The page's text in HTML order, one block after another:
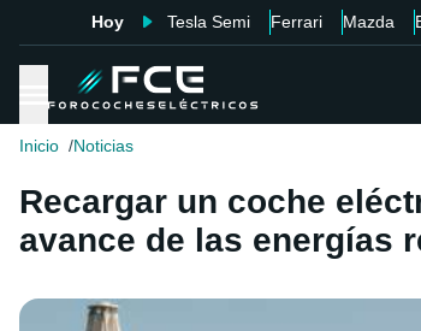
Hoy Tesla Semi Ferrari Mazda
Inicio Noticias
Recargar un coche
avance de las energías